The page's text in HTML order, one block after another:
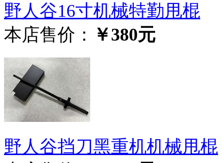
野人谷16寸机械特勤甩棍
本店售价： ￥380元
野人谷挡刀黑重机机械甩棍